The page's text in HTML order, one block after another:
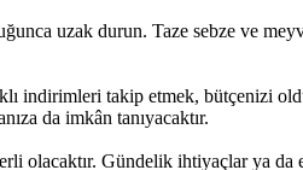
uzak durun. Taze sebze ve
indirimleri takip etmek, bütçenizi
da imkân tanıyacaktır.
olacaktır. Gündelik ihtiyaçlar ya